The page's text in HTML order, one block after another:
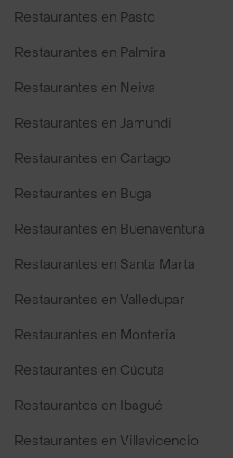
Restaurantes en Pasto
Restaurantes en Palmira
Restaurantes en Neiva
Restaurantes en Jamundi
Restaurantes en Cartago
Restaurantes en Buga
Restaurantes en Buenaventura
Restaurantes en Santa Marta
Restaurantes en Valledupar
Restaurantes en Monteria
Restaurantes en Cúcuta
Restaurantes en Ibagué
Restaurantes en Villavicencio